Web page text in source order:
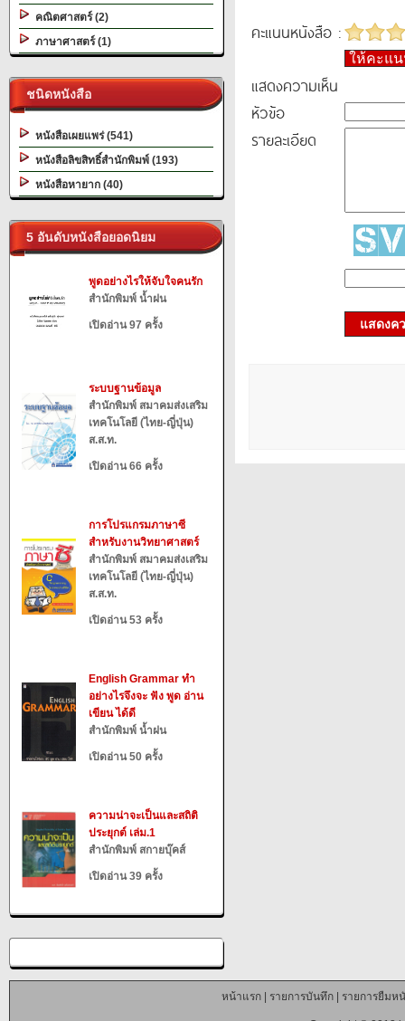
คณิตศาสตร์ (2)
ภาษาศาสตร์ (1)
ชนิดหนังสือ
หนังสือเผยแพร่ (541)
หนังสือลิขสิทธิ์สำนักพิมพ์ (193)
หนังสือหายาก (40)
5 อันดับหนังสือยอดนิยม
พูดอย่างไรให้จับใจคนรัก
สำนักพิมพ์ น้ำฝน
เปิดอ่าน 97 ครั้ง
ระบบฐานข้อมูล
สำนักพิมพ์ สมาคมส่งเสริม
เทคโนโลยี (ไทย-ญี่ปุ่น)
ส.ส.ท.
เปิดอ่าน 66 ครั้ง
การโปรแกรมภาษาซี
สำหรับงานวิทยาศาสตร์
สำนักพิมพ์ สมาคมส่งเสริม
เทคโนโลยี (ไทย-ญี่ปุ่น)
ส.ส.ท.
เปิดอ่าน 53 ครั้ง
English Grammar ทำ
อย่างไรจึงจะ ฟัง พูด อ่าน
เขียน ได้ดี
สำนักพิมพ์ น้ำฝน
เปิดอ่าน 50 ครั้ง
ความน่าจะเป็นและสถิติ
ประยุกต์ เล่ม.1
สำนักพิมพ์ สกายบุ๊คส์
เปิดอ่าน 39 ครั้ง
คะแนนหนังสือ :
ให้คะแ
แสดงความเห็น
หัวข้อ
รายละเอียด
แสดงค
หน้าแรก| รายการบันทึก| รายการยืมห